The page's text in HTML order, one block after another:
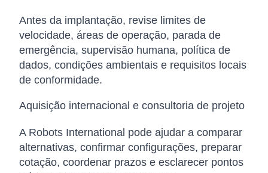
Antes da implantação, revise limites de
velocidade, áreas de operação, parada de
emergência, supervisão humana, política de
dados, condições ambientais e requisitos locais
de conformidade.
Aquisição internacional e consultoria de projeto
A Robots International pode ajudar a comparar
alternativas, confirmar configurações, preparar
cotação, coordenar prazos e esclarecer pontos